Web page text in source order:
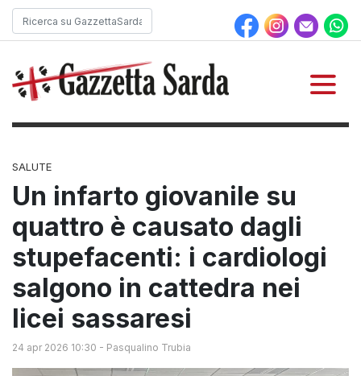
SALUTE
Un infarto giovanile su
quattro è causato dagli
stupefacenti: i cardiologi
salgono in cattedra nei
licei sassaresi
24 apr 2026 10:30 - Pasqualino Trubia